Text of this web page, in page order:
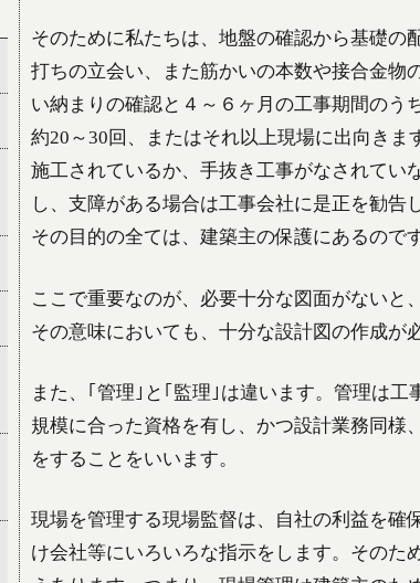
そのために私たちは、地盤の確認から基礎の
打ちの立会い、また筋かいの本数や接合金物
い納まりの確認と４～６ヶ月の工事期間のう
約20～30回、またはそれ以上現場に出向きま
施工されているか、手抜き工事がなされてい
し、支障がある場合は工事会社に是正を勧告
その目的の全ては、建築主の保護にあるのです
ここで重要なのが、必要十分な図面がないと
その意味においても、十分な設計図の作成が
また、｢管理｣と｢監理｣は違います。管理は
規模に合った資格を有し、かつ設計業務同様
をすることをいいます。
現場を管理する現場監督は、自社の利益を確
け会社等にいろいろな指示をします。そのた